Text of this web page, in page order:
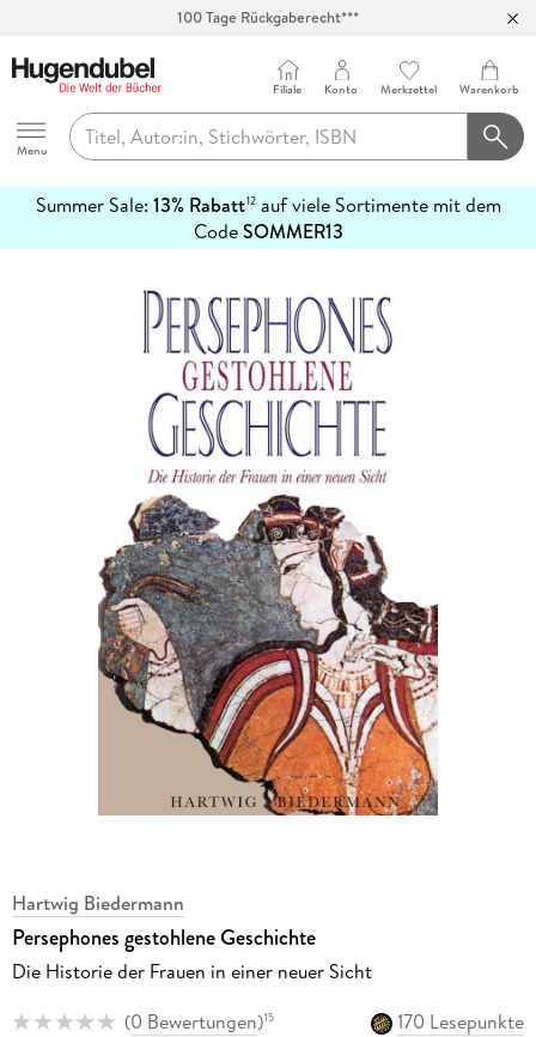
100 Tage Rückgaberecht***
Hugendubel
Menu
Filiale Konto Merkzettel Warenkorb
Summer Sale: 13% Rabatt12auf viele Sortimente mit dem
CodeSOMMER13
erfahren
Hartwig Biedermann
Persephones gestohlene Geschichte
Die Historie der Frauen in einer neuer Sicht
(0 Bewertungen)15
170 Lesepunkte